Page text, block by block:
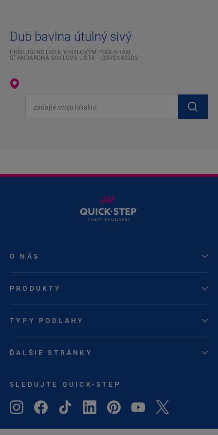
Dub bavlna útulný sivý
PRÍSLUŠENSTVO K VINYLOVÝM PODLAHÁM
ŠTANDARDNÁ SOKLOVÁ LIŠTA
QSVSK40202
O NÁS
PRODUKTY
TYPY PODLAHY
ĎALŠIE STRÁNKY
SLEDUJTE QUICK-STEP